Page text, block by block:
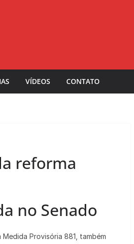
VÍDEOS CONTATO
reforma
no Senado
Provisória 881, também